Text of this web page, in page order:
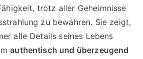
trotz aller Geheimnisse
zu bewahren. Sie zeigt,
alle Details seines Lebens
authentisch und überzeugend